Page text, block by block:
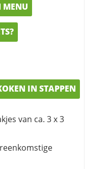
MENU
IN STAPPEN
van ca. 3 x 3